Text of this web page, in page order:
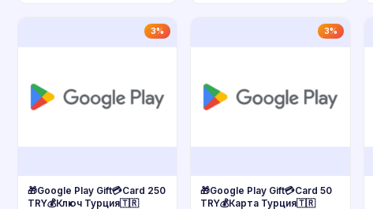
3%
🎁Google Play Gift💳Card 250
TRY💰Ключ Турция🇹🇷
3%
🎁Google Play Gift💳Card 50
TRY💰Карта Турция🇹🇷